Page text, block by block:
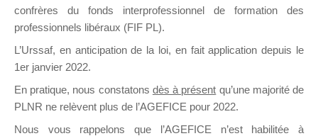
DIRIGEANT
il y a un mois
confrères du fonds interprofessionnel de formation des
professionnels libéraux (FIF PL).
L’Urssaf, en anticipation de la loi, en fait application depuis le
1er janvier 2022.
En pratique, nous constatons dès à présent qu’une majorité de
PLNR ne relèvent plus de l’AGEFICE pour 2022.
Nous vous rappelons que l’AGEFICE n’est habilitée à